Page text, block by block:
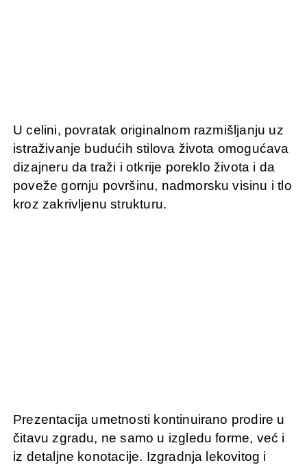
U celini, povratak originalnom razmišljanju uz
istraživanje budućih stilova života omogućava
dizajneru da traži i otkrije poreklo života i da
poveže gornju površinu, nadmorsku visinu i tlo
kroz zakrivljenu strukturu.
Prezentacija umetnosti kontinuirano prodire u
čitavu zgradu, ne samo u izgledu forme, već i
iz detaljne konotacije. Izgradnja lekovitog i